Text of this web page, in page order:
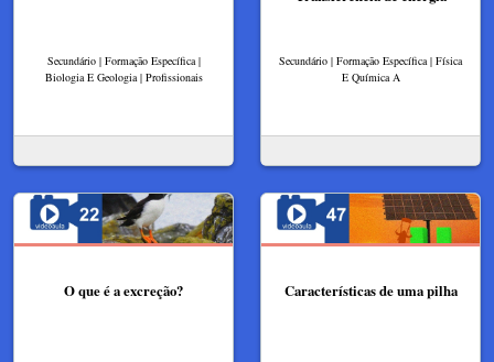
Secundário | Formação Específica |
Biologia E Geologia | Profissionais
Secundário | Formação Específica | Física
E Química A
O que é a excreção? Características de uma pilha